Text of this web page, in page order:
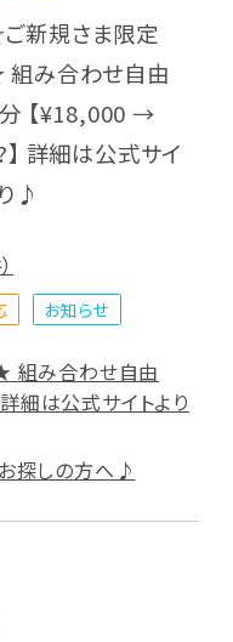
新規さま限定
み合わせ自由
【¥18,000 →
】 詳細は公式サイ
♪
お知らせ
み合わせ自由
細は公式サイトより
探しの方へ♪